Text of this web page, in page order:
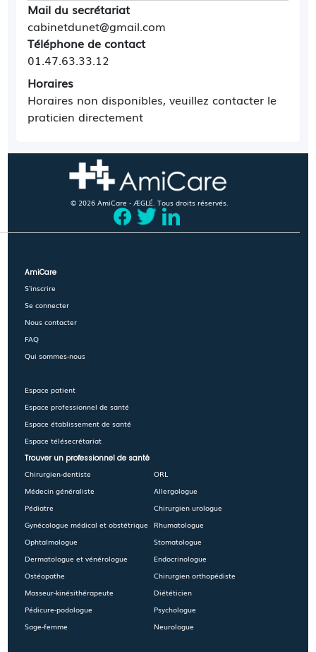
Mail du secrétariat
cabinetdunet@gmail.com
Téléphone de contact
01.47.63.33.12
Horaires
Horaires non disponibles, veuillez contacter le
praticien directement
© 2026 AmiCare - ÆGLÉ. Tous droits réservés.
AmiCare
S'inscrire
Se connecter
Nous contacter
FAQ
Qui sommes-nous
Espace patient
Espace professionnel de santé
Espace établissement de santé
Espace télésecrétariat
Trouver un professionnel de santé
Chirurgien-dentiste
Médecin généraliste
Pédiatre
Gynécologue médical et obstétrique
Ophtalmologue
Dermatologue et vénérologue
Ostéopathe
Masseur-kinésithérapeute
Pédicure-podologue
Sage-femme
ORL
Allergologue
Chirurgien urologue
Rhumatologue
Stomatologue
Endocrinologue
Chirurgien orthopédiste
Diététicien
Psychologue
Neurologue